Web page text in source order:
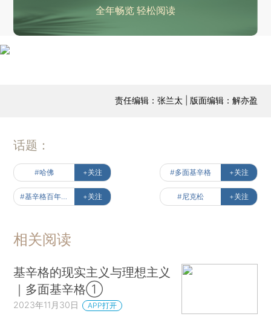
全年畅览 轻松阅读
责任编辑：张兰太 | 版面编辑：解亦盈
话题：
#哈佛 +关注 #多面基辛格 +关注
+关注 #尼克松 +关注
相关阅读
基辛格的现实主义与理想主义
｜多面基辛格①
2023年11月30日 APP打开